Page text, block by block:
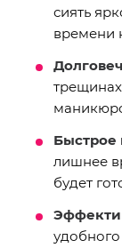
сиять
времени
Быстрое
лишнее
будет